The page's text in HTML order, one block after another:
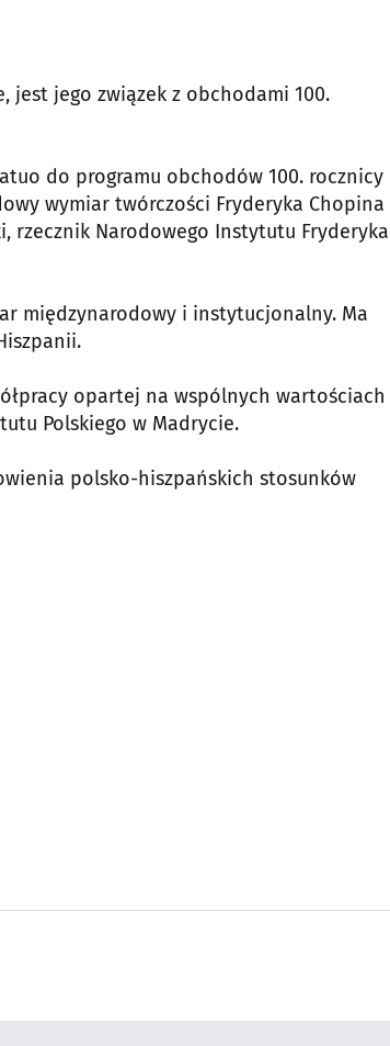
jest jego związek z obchodami 100.
do programu obchodów 100. rocznicy
wymiar twórczości Fryderyka Chopina
rzecznik Narodowego Instytutu Fryderyka
międzynarodowy i instytucjonalny. Ma
opartej na wspólnych wartościach
Polskiego w Madrycie.
polsko-hiszpańskich stosunków